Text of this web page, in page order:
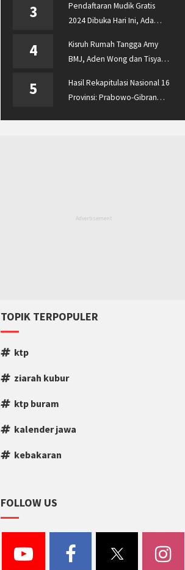
pip.kemdikbud.go.id
3
Pendaftaran Mudik Gratis
2024 Dibuka Hari Ini, Ada
Jateng dan Dishub Jatim
4
Kisruh Rumah Tangga Amy
BMJ, Aden Wong dan Tisya
Malaysia dan Singapura
5
Hasil Rekapitulasi Nasional 16
Provinsi: Prabowo-Gibran
TOPIK TERPOPULER
ktp
ziarah kubur
ktp buram
kalender jawa
kebakaran
FOLLOW US